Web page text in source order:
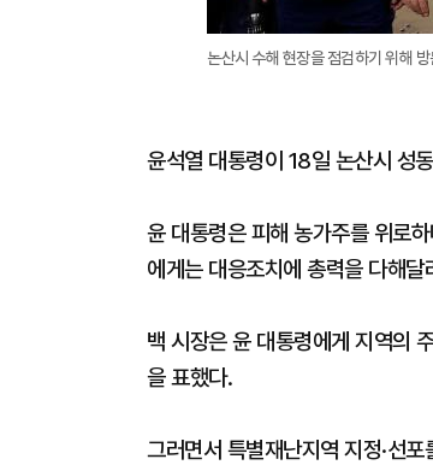
논산시 수해 현장을 점검하기 위해
윤석열 대통령이 18일 논산시 성
윤 대통령은 피해 농가주를 위로
에게는 대응조치에 총력을 다해달
백 시장은 윤 대통령에게 지역의
을 표했다.
그러면서 특별재난지역 지정·선